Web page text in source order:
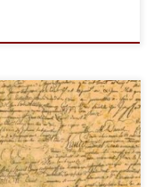
на падставе
актаў дзяржаўных і
ст., побач са